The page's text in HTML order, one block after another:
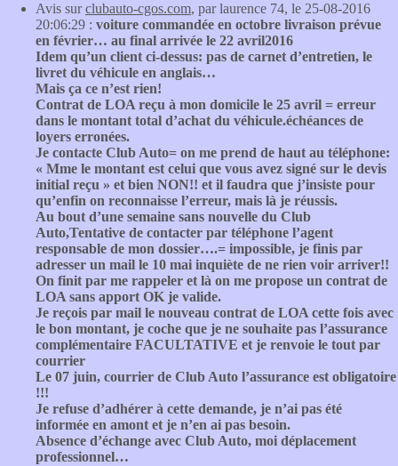
Avis surclubauto-cgos.com, par laurence 74, le 25-08-2016
20:06:29 : voiture commandée en octobre livraison prévue
en février… au final arrivée le 22 avril2016
Idem qu’un client ci-dessus: pas de carnet d’entretien, le
livret du véhicule en anglais…
Mais ça ce n’est rien!
Contrat de LOA reçu à mon domicile le 25 avril = erreur
dans le montant total d’achat du véhicule.échéances de
loyers erronées.
Je contacte Club Auto= on me prend de haut au téléphone:
« Mme le montant est celui que vous avez signé sur le devis
initial reçu » et bien NON!! et il faudra que j’insiste pour
qu’enfin on reconnaisse l’erreur, mais là je réussis.
Au bout d’une semaine sans nouvelle du Club
Auto,Tentative de contacter par téléphone l’agent
responsable de mon dossier….= impossible, je finis par
adresser un mail le 10 mai inquiète de ne rien voir arriver!!
On finit par me rappeler et là on me propose un contrat de
LOA sans apport OK je valide.
Je reçois par mail le nouveau contrat de LOA cette fois avec
le bon montant, je coche que je ne souhaite pas l’assurance
complémentaire FACULTATIVE et je renvoie le tout par
courrier
Le 07 juin, courrier de Club Auto l’assurance est obligatoire
!!!
Je refuse d’adhérer à cette demande, je n’ai pas été
informée en amont et je n’en ai pas besoin.
Absence d’échange avec Club Auto, moi déplacement
professionnel…